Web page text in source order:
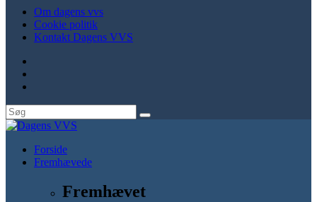
Om dagens vvs
Cookie politik
Kontakt Dagens VVS
Forside
Fremhævede
Fremhævet